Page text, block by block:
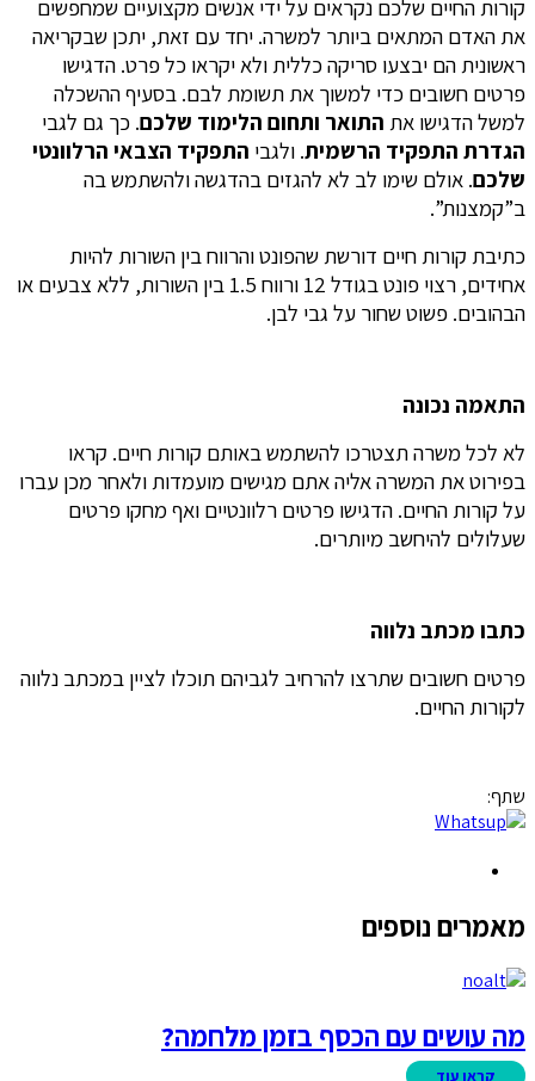
קורות החיים שלכם נקראים על ידי אנשים מקצועיים שמחפשים
את האדם המתאים ביותר למשרה. יחד עם זאת, יתכן שבקריאה
ראשונית הם יבצעו סריקה כללית ולא יקראו כל פרט. הדגישו
פרטים חשובים כדי למשוך את תשומת לבם. בסעיף ההשכלה
למשל הדגישו את התואר ותחום הלימוד שלכם. כך גם לגבי
הגדרת התפקיד הרשמית. ולגבי התפקיד הצבאי הרלוונטי
שלכם. אולם שימו לב לא להגזים בהדגשה ולהשתמש בה
ב”קמצנות”.
כתיבת קורות חיים דורשת שהפונט והרווח בין השורות להיות
אחידים, רצוי פונט בגודל 12 ורווח 1.5 בין השורות, ללא צבעים או
הבהובים. פשוט שחור על גבי לבן.
התאמה נכונה
לא לכל משרה תצטרכו להשתמש באותם קורות חיים. קראו
בפירוט את המשרה אליה אתם מגישים מועמדות ולאחר מכן עברו
על קורות החיים. הדגישו פרטים רלוונטיים ואף מחקו פרטים
שעלולים להיחשב מיותרים.
כתבו מכתב נלווה
פרטים חשובים שתרצו להרחיב לגביהם תוכלו לציין במכתב נלווה
לקורות החיים.
שתף:
מאמרים נוספים
מה עושים עם הכסף בזמן מלחמה?